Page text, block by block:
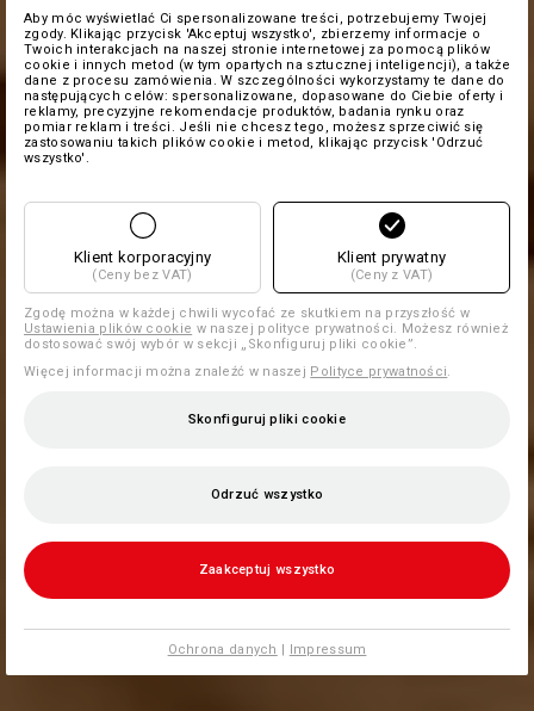
Aby móc wyświetlać Ci spersonalizowane treści, potrzebujemy Twojej
zgody. Klikając przycisk 'Akceptuj wszystko', zbierzemy informacje o
Twoich interakcjach na naszej stronie internetowej za pomocą plików
cookie i innych metod (w tym opartych na sztucznej inteligencji), a także
dane z procesu zamówienia. W szczególności wykorzystamy te dane do
następujących celów: spersonalizowane, dopasowane do Ciebie oferty i
reklamy, precyzyjne rekomendacje produktów, badania rynku oraz
pomiar reklam i treści. Jeśli nie chcesz tego, możesz sprzeciwić się
zastosowaniu takich plików cookie i metod, klikając przycisk 'Odrzuć
wszystko'.
Klient korporacyjny
(Ceny bez VAT)
Klient prywatny
(Ceny z VAT)
Zgodę można w każdej chwili wycofać ze skutkiem na przyszłość w
Ustawienia plików cookie w naszej polityce prywatności. Możesz również
dostosować swój wybór w sekcji „Skonfiguruj pliki cookie”.
Więcej informacji można znaleźć w naszej Polityce prywatności
Skonfiguruj pliki cookie
Odrzuć wszystko
Zaakceptuj wszystko
Ochrona danych | Impressum